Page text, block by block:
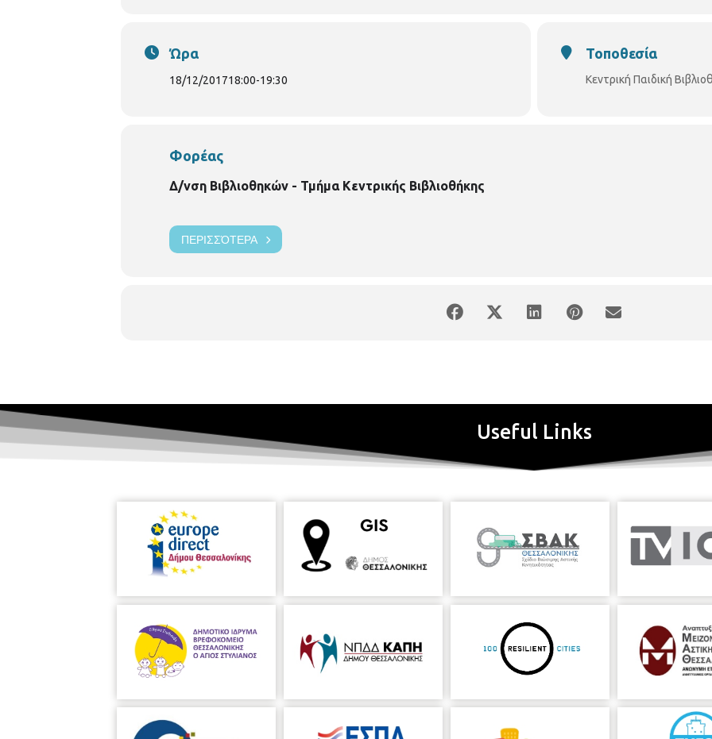
Ώρα
18/12/201718:00-19:30
Τοποθεσία
Κεντρική Παιδική
Φορέας
Δ/νση Βιβλιοθηκών - Τμήμα Κεντρικής Βιβλιοθήκης
ΠΕΡΙΣΣΌΤΕΡΑ
Useful Links